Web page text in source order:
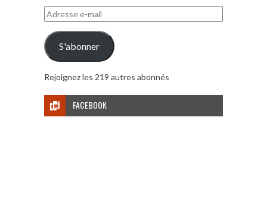
Adresse
e-
mail
S'abonner
Rejoignez les 219 autres abonnés
FACEBOOK